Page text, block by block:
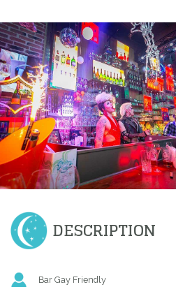
DESCRIPTION
Bar Gay Friendly